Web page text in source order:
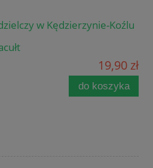
w Kędzierzynie-Koźlu
19,90 zł
do koszyka